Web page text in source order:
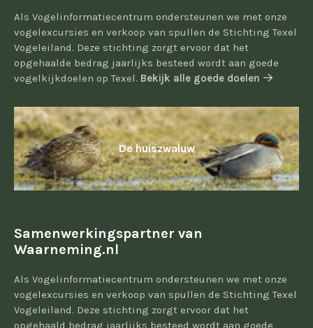
Als Vogelinformatiecentrum ondersteunen we met onze
vogelexcursies en verkoop van spullen de Stichting Texel
Vogeleiland. Deze stichting zorgt ervoor dat het
opgehaalde bedrag jaarlijks besteed wordt aan goede
vogelkijkdoelen op Texel. Bekijk alle goede doelen
De huiszwaluw
Samenwerkingspartner van
Waarneming.nl
Als Vogelinformatiecentrum ondersteunen we met onze
vogelexcursies en verkoop van spullen de Stichting Texel
Vogeleiland. Deze stichting zorgt ervoor dat het
opgehaald bedrag jaarlijks besteed wordt aan goede